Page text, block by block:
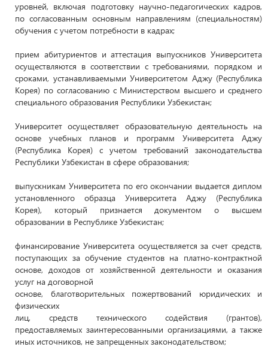
уровней, включая подготовку научно-педагогических кадров,
по согласованным основным направлениям (специальностям)
обучения с учетом потребности в кадрах;
прием абитуриентов и аттестация выпускников Университета
осуществляются в соответствии с требованиями, порядком и
сроками, устанавливаемыми Университетом Аджу (Республика
Корея) по согласованию с Министерством высшего и среднего
специального образования Республики Узбекистан;
Университет осуществляет образовательную деятельность на
основе учебных планов и программ Университета Аджу
(Республика Корея) с учетом требований законодательства
Республики Узбекистан в сфере образования;
выпускникам Университета по его окончании выдается диплом
установленного образца Университета Аджу (Республика
Корея), который признается документом о высшем
образовании в Республике Узбекистан;
финансирование Университета осуществляется за счет средств,
поступающих за обучение студентов на платно-контрактной
основе, доходов от хозяйственной деятельности и оказания
услуг на договорной
основе, благотворительных пожертвований юридических и
физических
лиц, средств технического содействия (грантов),
предоставляемых заинтересованными организациями, а также
иных источников, не запрещенных законодательством;